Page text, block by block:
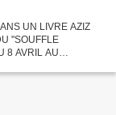
UN LIVRE AZIZ
"SOUFFLE
8 AVRIL AU